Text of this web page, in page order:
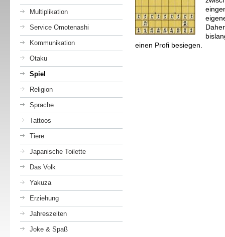
Multiplikation
Service Omotenashi
Kommunikation
Otaku
Spiel
Religion
Sprache
Tattoos
Tiere
Japanische Toilette
Das Volk
Yakuza
Erziehung
Jahreszeiten
Joke & Spaß
einen Profi besiegen.